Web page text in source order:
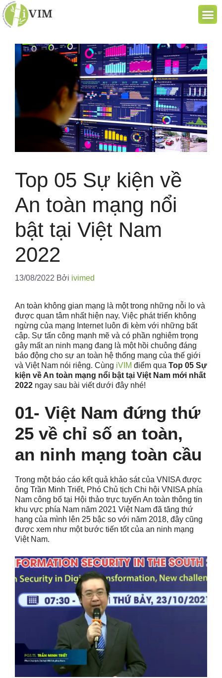
Top 05 Sự kiện về
An toàn mạng nổi
bật tại Việt Nam
2022
13/08/2022 Bởi ivimed
An toàn không gian mạng là một trong những nỗi lo và
được quan tâm nhất hiện nay. Việc phát triển không
ngừng của mạng Internet luôn đi kèm với những bất
cập. Sự tấn công mạnh mẽ và có phần nghiêm trọng
gây mất an ninh mạng đang là một hồi chuông đáng
báo động cho sự an toàn hệ thống mạng của thế giới
và Việt Nam nói riêng. Cùng iVIM điểm qua Top 05 Sự
kiện về An toàn mạng nổi bật tại Việt Nam mới nhất
2022 ngay sau bài viết dưới đây nhé!
01- Việt Nam đứng thứ
25 về chỉ số an toàn,
an ninh mạng toàn cầu
Trong một báo cáo kết quả khảo sát của VNISA được
ông Trần Minh Triết, Phó Chủ tịch Chi hội VNISA phía
Nam công bố tại Hội thảo trực tuyến An toàn thông tin
khu vực phía Nam năm 2021 Việt Nam đã tăng thứ
hạng của mình lên 25 bậc so với năm 2018, đây cũng
được xem như một bước tiến tốt của an ninh mạng
Việt Nam.